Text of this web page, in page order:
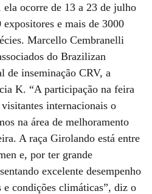
ocorre de 13 a 23 de julho
e mais de 3000
Marcello Cembranelli
do Brazilizan
de inseminação CRV, a
K. “A participação na feira
internacionais o
na área de melhoramento
A raça Girolando está entre
e, por ter grande
excelente desempenho
e condições climáticas”, diz o